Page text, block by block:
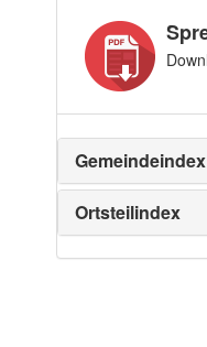
Gemeindeindex
Ortsteilindex